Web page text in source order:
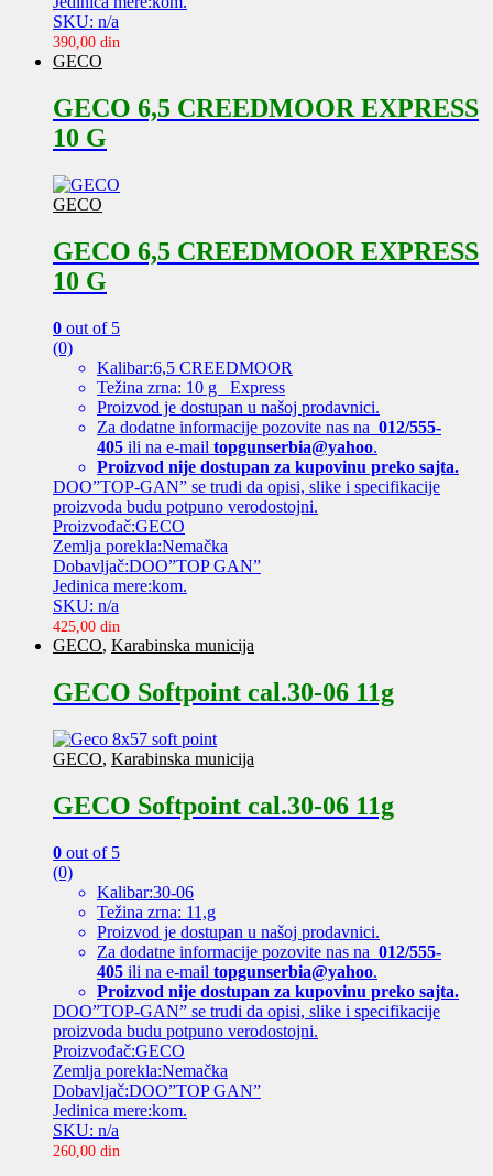
SKU: n/a
390,00 din
GECO
GECO 6,5 CREEDMOOR EXPRESS
10 G
GECO
GECO 6,5 CREEDMOOR EXPRESS
10 G
0 out of 5
(0)
Kalibar:6,5 CREEDMOOR
Težina zrna: 10 g Express
Proizvod je dostupan u našoj prodavnici.
Za dodatne informacije pozovite nas na 012/555-
405 ili na e-mail topgunserbia@yahoo.
Proizvod nije dostupan za kupovinu preko sajta.
DOO”TOP-GAN” se trudi da opisi, slike i specifikacije
proizvoda budu potpuno verodostojni.
Proizvođač:GECO
Zemlja porekla:Nemačka
Dobavljač:DOO”TOP GAN”
Jedinica mere:kom.
SKU: n/a
425,00 din
GECO, Karabinska municija
GECO Softpoint cal.30-06 11g
GECO, Karabinska municija
GECO Softpoint cal.30-06 11g
0 out of 5
(0)
Kalibar:30-06
Težina zrna: 11,g
Proizvod je dostupan u našoj prodavnici.
Za dodatne informacije pozovite nas na 012/555-
405 ili na e-mail topgunserbia@yahoo.
Proizvod nije dostupan za kupovinu preko sajta.
DOO”TOP-GAN” se trudi da opisi, slike i specifikacije
proizvoda budu potpuno verodostojni.
Proizvođač:GECO
Zemlja porekla:Nemačka
Dobavljač:DOO”TOP GAN”
Jedinica mere:kom.
SKU: n/a
260,00 din